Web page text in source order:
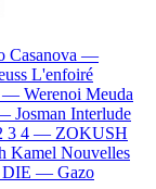
Casanova —
L'enfoiré
— Werenoi Meuda
Josman Interlude
3 4 — ZOKUSH
Kamel Nouvelles
DIE — Gazo